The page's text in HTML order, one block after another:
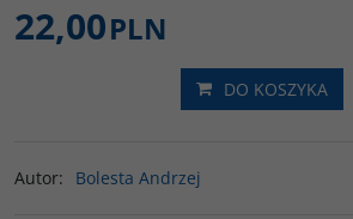
22,00PLN
DO KOSZYKA
Autor: Bolesta Andrzej